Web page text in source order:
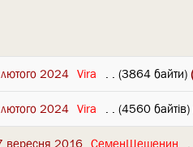
2024 Vira . . (3864 байти)
2024 Vira . . (4560 байтів)
вересня 2016 СеменШешенин .